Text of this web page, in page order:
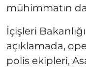
mühimmatın
İçişleri
açıklamada,
polis ekipleri,